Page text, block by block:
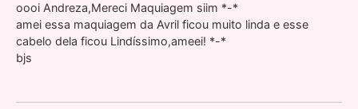
oooi Andreza,Mereci Maquiagem siim *-*
amei essa maquiagem da Avril ficou muito linda e esse
cabelo dela ficou Lindíssimo,ameei! *-*
bjs